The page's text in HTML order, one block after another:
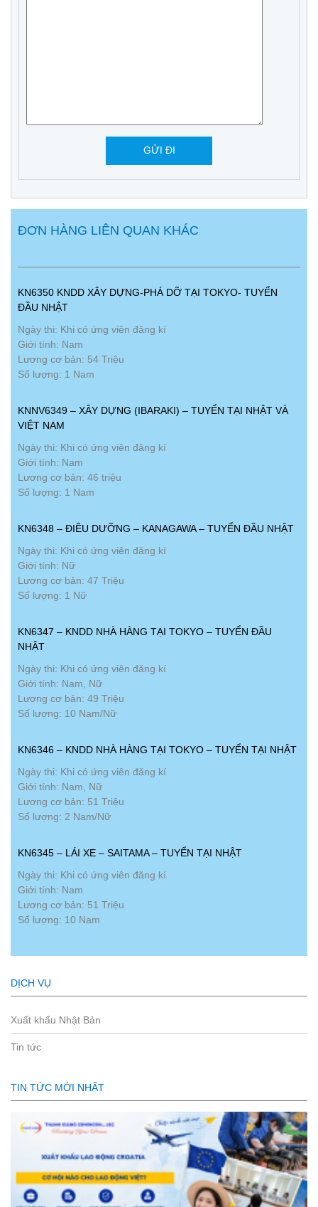
ĐƠN HÀNG LIÊN QUAN KHÁC
KN6350 KNDD XÂY DỰNG-PHÁ DỠ TẠI TOKYO- TUYỂN
ĐẦU NHẬT
Ngày thi: Khi có ứng viên đăng kí
Giới tính: Nam
Lương cơ bản: 54 Triệu
Số lượng: 1 Nam
KNNV6349 – XÂY DỰNG (IBARAKI) – TUYỂN TẠI NHẬT VÀ
VIỆT NAM
Ngày thi: Khi có ứng viên đăng kí
Giới tính: Nam
Lương cơ bản: 46 triệu
Số lượng: 1 Nam
KN6348 – ĐIỀU DƯỠNG – KANAGAWA – TUYỂN ĐẦU NHẬT
Ngày thi: Khi có ứng viên đăng kí
Giới tính: Nữ
Lương cơ bản: 47 Triệu
Số lượng: 1 Nữ
KN6347 – KNDD NHÀ HÀNG TẠI TOKYO – TUYỂN ĐẦU
NHẬT
Ngày thi: Khi có ứng viên đăng kí
Giới tính: Nam, Nữ
Lương cơ bản: 49 Triệu
Số lượng: 10 Nam/Nữ
KN6346 – KNDD NHÀ HÀNG TẠI TOKYO – TUYỂN TẠI NHẬT
Ngày thi: Khi có ứng viên đăng kí
Giới tính: Nam, Nữ
Lương cơ bản: 51 Triệu
Số lượng: 2 Nam/Nữ
KN6345 – LÁI XE – SAITAMA – TUYỂN TẠI NHẬT
Ngày thi: Khi có ứng viên đăng kí
Giới tính: Nam
Lương cơ bản: 51 Triệu
Số lượng: 10 Nam
DỊCH VỤ
Xuất khẩu Nhật Bản
Tin tức
TIN TỨC MỚI NHẤT